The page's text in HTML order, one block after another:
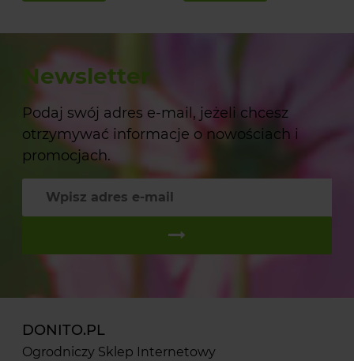
Newsletter
Podaj swój adres e-mail, jeżeli chcesz
otrzymywać informacje o nowościach i
promocjach.
DONITO.PL
Ogrodniczy Sklep Internetowy